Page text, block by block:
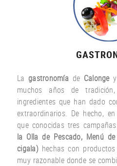
La gastronomía de Calongey
muchos años
de tradición,
ingredientes que han dado
extraordinarios. De hecho,
que conocidas tres
la Olla de Pescado, Menú
cigala) hechas con productos
muy razonable donde se